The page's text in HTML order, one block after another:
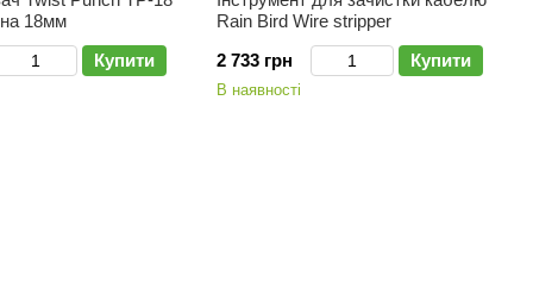
на 18мм
Купити
Rain Bird Wire stripper
2 733 грн
Купити
В наявності